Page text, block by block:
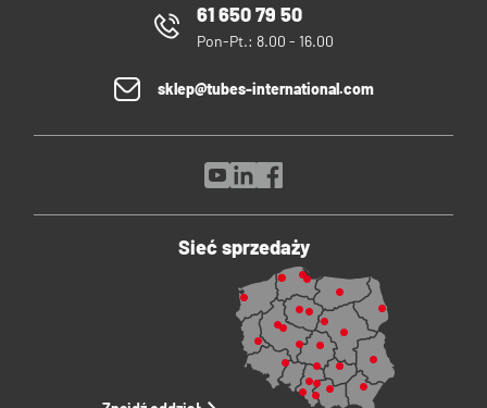
61 650 79 50
Pon-Pt.: 8.00 - 16.00
sklep@tubes-international.com
Sieć sprzedaży